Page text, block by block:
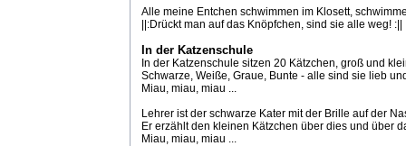
Alle meine Entchen schwimmen im Klosett,
||:Drückt man auf das Knöpfchen, sind sie alle weg! :||
In der Katzenschule
In der Katzenschule sitzen 20 Kätzchen, groß und
Schwarze, Weiße, Graue, Bunte - alle sind sie lieb
Miau, miau, miau ...
Lehrer ist der schwarze Kater mit der Brille auf der
Er erzählt den kleinen Kätzchen über dies und über
Miau, miau, miau ...